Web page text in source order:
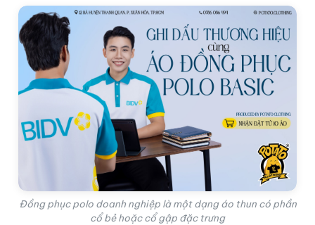
Đồng phục polo doanh nghiệp là một dạng áo thun có phần
cổ bẻ hoặc cổ gập đặc trưng